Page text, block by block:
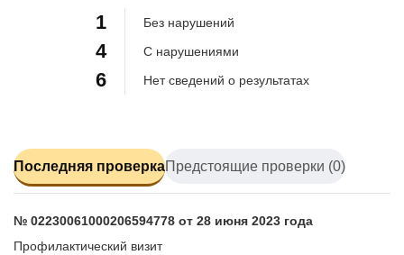
1
4
6
Без нарушений
С нарушениями
Нет сведений о результатах
Последняя проверкаПредстоящие проверки (0)
№ 02230061000206594778 от 28 июня 2023 года
Профилактический визит